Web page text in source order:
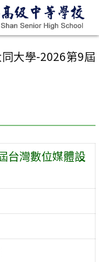
大學-2026第9屆
台灣數位媒體設